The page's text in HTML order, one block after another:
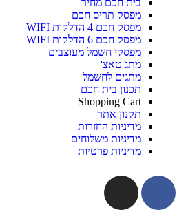
בית חכם מחיר
מפסק תריס חכם
מפסק חכם 4 הדלקות WIFI
מפסק חכם 6 הדלקות WIFI
מפסקי חשמל מעוצבים
מתג טאצ'
מתגים לחשמל
תכנון בית חכם
Shopping Cart
תקנון אתר
מדיניות החזרות
מדיניות משלוחים
מדיניות פרטיות